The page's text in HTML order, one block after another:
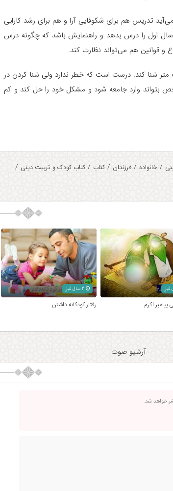
تدریس هم برای شکوفایی آرا و هم برای رشد کارایی
اول را درس بدهد و راهنمایش باشد که چگونه درس
و قوانین هم می‌تواند نظارت کند.
شنا کند. درست است که خطر ندارد ولی شنا کردن در
بتواند وارد جامعه شود و مشکل خود را حل کند و کم
/ خانواده / فرزندان /کتاب /کتاب کودک و تربیت دینی /
پیامبر اکرم
2 سال قبل
رفتار کودکانه داشتن
آرشیو صوت
خواهد شد.